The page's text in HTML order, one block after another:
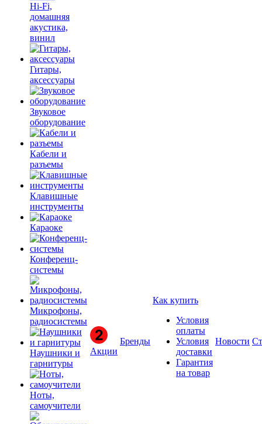
Hi-Fi,
домашняя
акустика,
винил
Гитары,
аксессуары
Звуковое
оборудование
Кабели и
разъемы
Клавишные
инструменты
Караоке
Конференц-
системы
Микрофоны,
радиосистемы
Наушники и
гарнитуры
Ноты,
самоучители
Акции
Бренды
Как купить
Условия
оплаты
Условия
доставки
Гарантия
на товар
Новости